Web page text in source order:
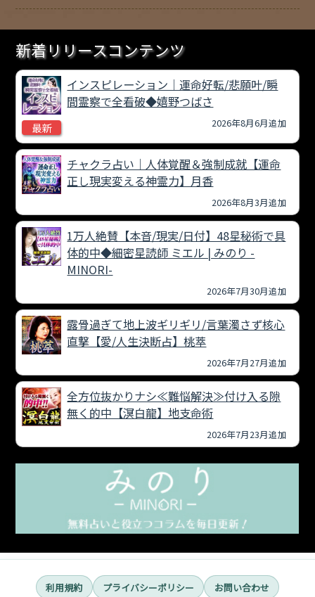
新着リリースコンテンツ
最新
インスピレーション｜運命好転/悲願叶/瞬
間霊察で全看破◆嬉野つばさ
2026年8月6月追加
チャクラ占い｜人体覚醒＆強制成就【運命
正し現実変える神霊力】月香
2026年8月3月追加
1万人絶賛【本音/現実/日付】48星秘術で具
体的中◆細密星読師 ミエル | みのり -
MINORI-
2026年7月30月追加
露骨過ぎて地上波ギリギリ/言葉濁さず核心
直撃【愛/人生決断占】桃萃
2026年7月27月追加
全方位抜かりナシ≪難悩解決≫付け入る隙
無く的中【溟白龍】地支命術
2026年7月23月追加
利用規約 プライバシーポリシー お問い合わせ